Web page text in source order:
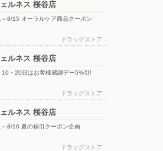
ルネス 桜谷店
8/15 オーラルケア商品クーポン
ドラッグストア
ルネス 桜谷店
10・20日はお客様感謝デー5%引!
ドラッグストア
ルネス 桜谷店
8/16 夏の福引クーポン企画
ドラッグストア